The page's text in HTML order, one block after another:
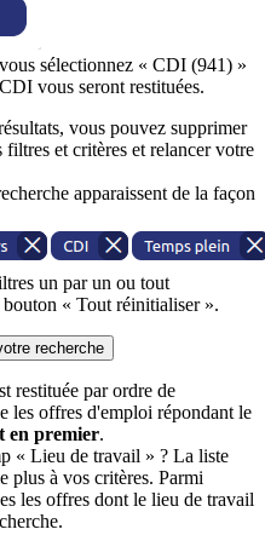
sélectionnez « CDI (941) »
vous seront restituées.
vous pouvez supprimer
filtres et critères et relancer votre
apparaissent de la façon
un par un ou tout
« Tout réinitialiser ».
recherche
restituée par ordre de
les offres d'emploi répondant le
en premier.
« Lieu de travail » ? La liste
plus à vos critères. Parmi
les offres dont le lieu de travail